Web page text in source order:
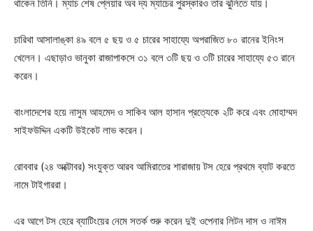
থাকেন তিনি। ম্যাচ শেষ প্লেয়ার অব দ্য ম্যাচের পুরস্কারও তার ঝুলিতে যায়।
চারিথা আসালাঙ্কা ৪৯ বলে ৫ ছয় ও ৫ চারের সাহায্যে অপরাজিত ৮০ রানের ইনিংস
খেলেন। এছাড়াও ভানুকা রাজাপাকসে ৩১ বলে ৩টি ছয় ও ৩টি চারের সাহায্যে ৫৩ রানে
করেন।
বাংলাদেশের হয়ে নাসুম আহমেদ ও সাকিব আল হাসান প্রত্যেকে ২টি করে এবং মোহাম্মদ
সাইফউদ্দিন একটি উইকেট লাভ করেন।
রোববার (২৪ অক্টোবর) সংযুক্ত আরব আমিরাতের শারাজায় টস হেরে প্রথমে ব্যাট করতে
নামে টাইগাররা।
এর আগে টস হেরে ব্যাটিংয়ের নেমে সতর্ক শুরু করেন দুই ওপেনার লিটন দাস ও নাঈম